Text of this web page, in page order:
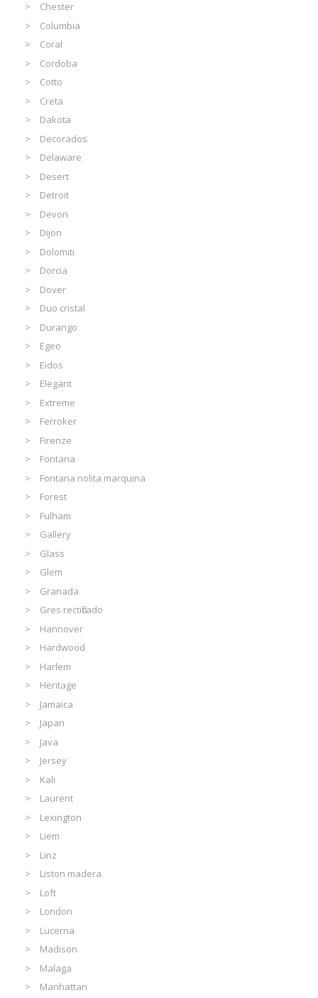
Chester
Columbia
Coral
Cordoba
Cotto
Creta
Dakota
Decorados
Delaware
Desert
Detroit
Devon
Dijon
Dolomiti
Dorcia
Dover
Duo cristal
Durango
Egeo
Eidos
Elegant
Extreme
Ferroker
Firenze
Fontana
Fontana nolita marquina
Forest
Fulham
Gallery
Glass
Glem
Granada
Gres rectificado
Hannover
Hardwood
Harlem
Heritage
Jamaica
Japan
Java
Jersey
Kali
Laurent
Lexington
Liem
Linz
Liston madera
Loft
London
Lucerna
Madison
Malaga
Manhattan